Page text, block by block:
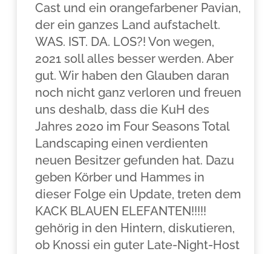
Cast und ein orangefarbener Pavian,
der ein ganzes Land aufstachelt.
WAS. IST. DA. LOS?! Von wegen,
2021 soll alles besser werden. Aber
gut. Wir haben den Glauben daran
noch nicht ganz verloren und freuen
uns deshalb, dass die KuH des
Jahres 2020 im Four Seasons Total
Landscaping einen verdienten
neuen Besitzer gefunden hat. Dazu
geben Körber und Hammes in
dieser Folge ein Update, treten dem
KACK BLAUEN ELEFANTEN!!!!!
gehörig in den Hintern, diskutieren,
ob Knossi ein guter Late-Night-Host